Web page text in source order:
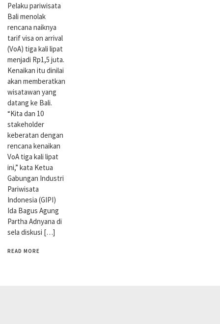
Pelaku pariwisata
Bali menolak
rencana naiknya
tarif visa on arrival
(VoA) tiga kali lipat
menjadi Rp1,5 juta.
Kenaikan itu dinilai
akan memberatkan
wisatawan yang
datang ke Bali.
“Kita dan 10
stakeholder
keberatan dengan
rencana kenaikan
VoA tiga kali lipat
ini,” kata Ketua
Gabungan Industri
Pariwisata
Indonesia (GIPI)
Ida Bagus Agung
Partha Adnyana di
sela diskusi […]
READ MORE